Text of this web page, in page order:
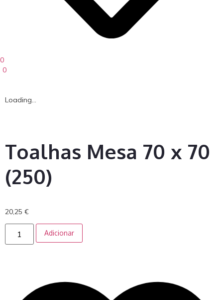
0
0
Loading...
Toalhas Mesa 70 x 70
(250)
20,25 €
Adicionar